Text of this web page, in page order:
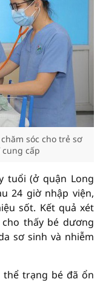
sóc cho trẻ sơ
cung cấp
tuổi (ở quận Long
24 giờ nhập viện,
sốt. Kết quả xét
thấy bé dương
sơ sinh và nhiễm
thể trạng bé đã ổn